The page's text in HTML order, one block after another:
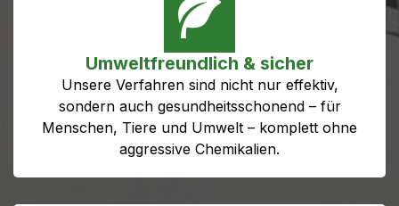
Umweltfreundlich & sicher
Unsere Verfahren sind nicht nur effektiv,
sondern auch gesundheitsschonend – für
Menschen, Tiere und Umwelt – komplett ohne
aggressive Chemikalien.